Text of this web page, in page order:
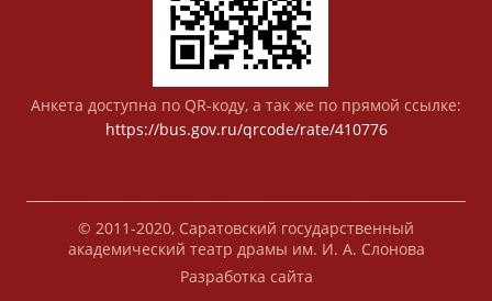
Анкета доступна по QR-коду, а так же по прямой ссылке:
https://bus.gov.ru/qrcode/rate/410776
© 2011-2020, Саратовский государственный
академический театр драмы им. И. А. Слонова
Разработка сайта